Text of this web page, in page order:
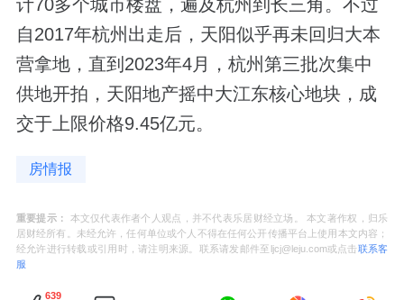
计70多个城市楼盘，遍及杭州到长三角。不过
自2017年杭州出走后，天阳似乎再未回归大本
营拿地，直到2023年4月，杭州第三批次集中
供地开拍，天阳地产摇中大江东核心地块，成
交于上限价格9.45亿元。
房情报
重要提示：
本文仅代表作者个人观点，并不代表乐居财经立场。 本文著作权，归乐
居财经所有。未经允许，任何单位或个人不得在任何公开传播平台上使用本文内容；
经允许进行转载或引用时，请注明来源。联系请发邮件至ljcj@leju.com或点击联系客
服
639